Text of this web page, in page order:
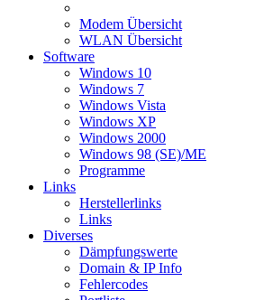
Modem Übersicht
WLAN Übersicht
Software
Windows 10
Windows 7
Windows Vista
Windows XP
Windows 2000
Windows 98 (SE)/ME
Programme
Links
Herstellerlinks
Links
Diverses
Dämpfungswerte
Domain & IP Info
Fehlercodes